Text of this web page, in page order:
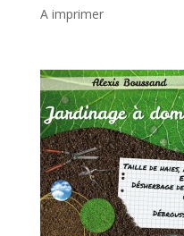
A imprimer